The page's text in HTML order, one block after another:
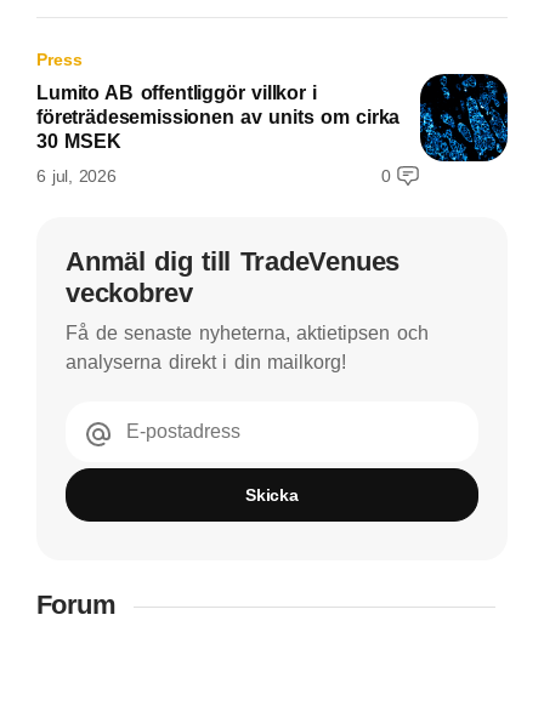
Press
Lumito AB offentliggör villkor i
företrädesemissionen av units om cirka
30 MSEK
6 jul, 2026 0
Anmäl dig till TradeVenues
veckobrev
Få de senaste nyheterna, aktietipsen och
analyserna direkt i din mailkorg!
E-postadress
Skicka
Forum